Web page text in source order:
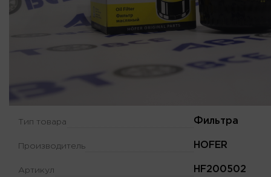
Тип товара Фильтра
Производитель HOFER
Артикул HF200502